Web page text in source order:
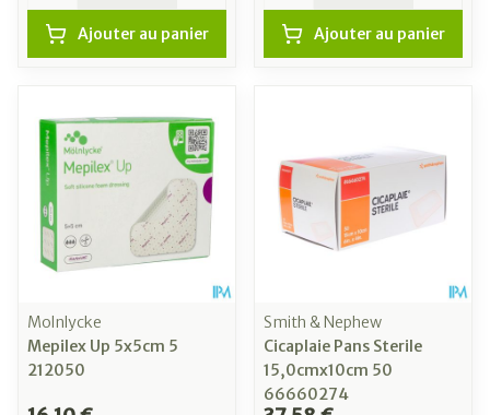
Ajouter au panier Ajouter au panier
Molnlycke
Mepilex Up 5x5cm 5
212050
Smith & Nephew
Cicaplaie Pans Sterile
15,0cmx10cm 50
66660274